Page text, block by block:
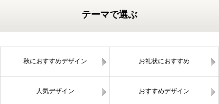
テーマで選ぶ
秋におすすめデザイン お礼状におすすめ
人気デザイン おすすめデザイン